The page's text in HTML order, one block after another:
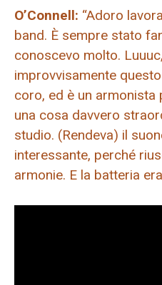
O’Connell: “Adoro
band. È sempre stato
conoscevo molto.
improvvisamente
coro, ed è un armonista
una cosa davvero
studio. (Rendeva) il
interessante, perché
armonie. E la batteria